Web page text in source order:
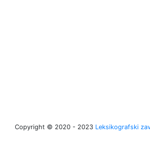
Copyright © 2020 - 2023 Leksikografski